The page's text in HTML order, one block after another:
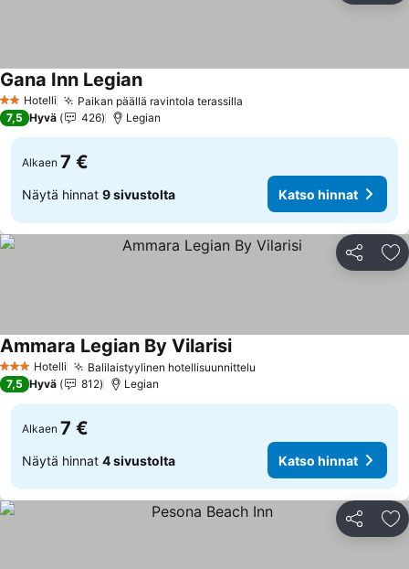
2 Tähtiluokitus
Hotelli Paikan päällä ravintola terassilla
Gana Inn Legian
7,5 Hyvä 426 Legian
Alkaen 7 €
Näytä hinnat 9 sivustolta Katso hinnat
Jaa
3 Tähtiluokitus
Hotelli Balilaistyylinen hotellisuunnittelu
Ammara Legian By Vilarisi
7,5 Hyvä 812 Legian
Alkaen 7 €
Näytä hinnat 4 sivustolta Katso hinnat
Jaa